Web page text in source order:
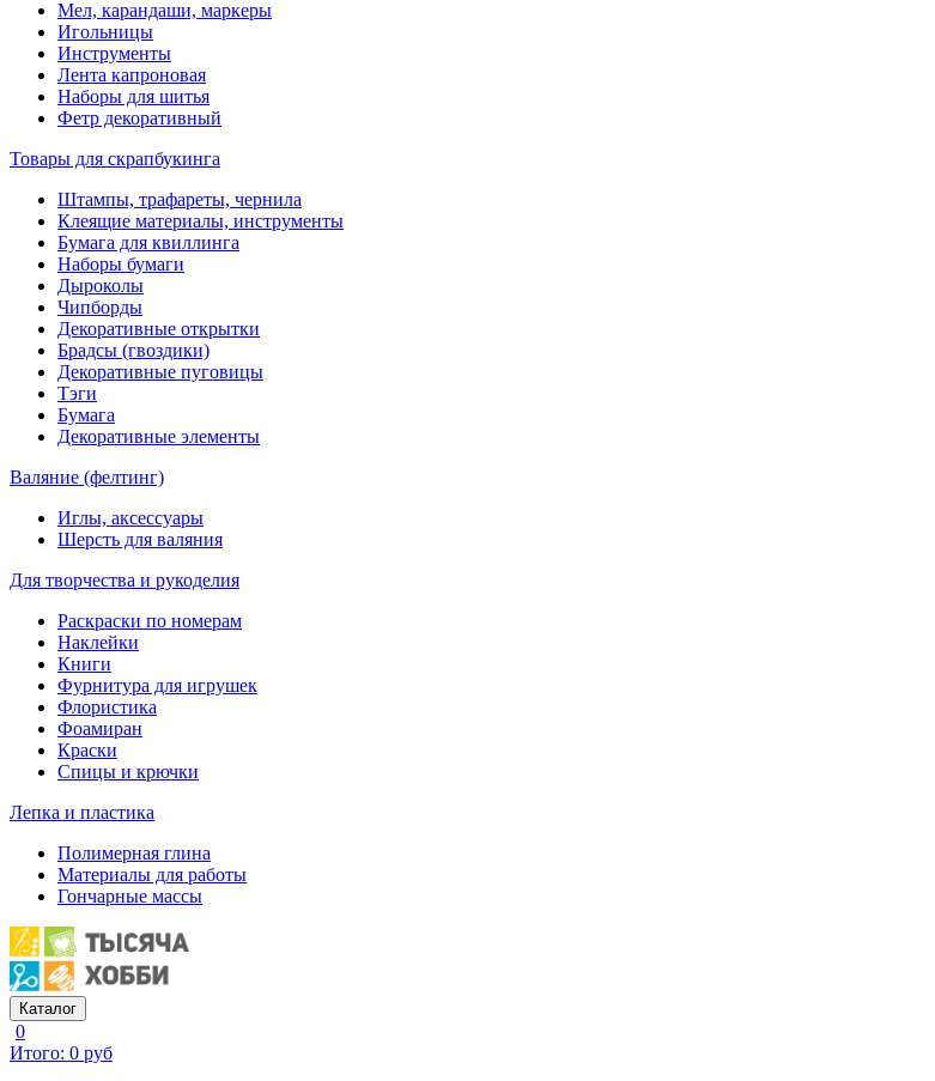
Мел, карандаши, маркеры
Игольницы
Инструменты
Лента капроновая
Наборы для шитья
Фетр декоративный
Товары для скрапбукинга
Штампы, трафареты, чернила
Клеящие материалы, инструменты
Бумага для квиллинга
Наборы бумаги
Дыроколы
Чипборды
Декоративные открытки
Брадсы (гвоздики)
Декоративные пуговицы
Тэги
Бумага
Декоративные элементы
Валяние (фелтинг)
Иглы, аксессуары
Шерсть для валяния
Для творчества и рукоделия
Раскраски по номерам
Наклейки
Книги
Фурнитура для игрушек
Флористика
Фоамиран
Краски
Спицы и крючки
Лепка и пластика
Полимерная глина
Материалы для работы
Гончарные массы
Каталог
0
Итого: 0 руб